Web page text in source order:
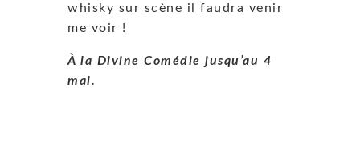
whisky sur scène il faudra venir
me voir !
À la Divine Comédie jusqu’au 4
mai.